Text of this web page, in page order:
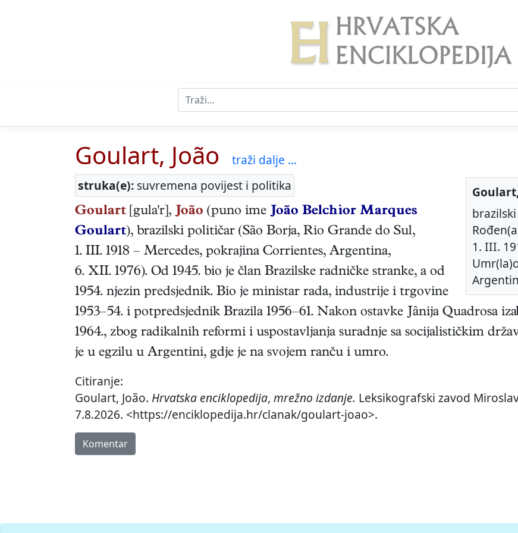
Goulart, João
traži dalje ...
struka(e): suvremena povijest i politika
1. III.
Goulart [gula'r], João (puno ime João Belchior Marques
Goulart), brazilski političar (São Borja, Rio Grande do Sul,
1. III. 1918 – Mercedes, pokrajina Corrientes, Argentina,
6. XII. 1976). Od 1945. bio je član Brazilske radničke stranke, a od
1954. njezin predsjednik. Bio je ministar rada, industrije i trgovine
1953–54. i potpredsjednik Brazila 1956–61. Nakon ostavke Jânija Quadrosa
1964., zbog radikalnih reformi i uspostavljanja suradnje sa socijalističkim
je u egzilu u Argentini, gdje je na svojem ranču i umro.
Citiranje:
Goulart, João. Hrvatska enciklopedija, mrežno izdanje. Leksikografski zavod
7.8.2026. <https://enciklopedija.hr/clanak/goulart-joao>.
Komentar